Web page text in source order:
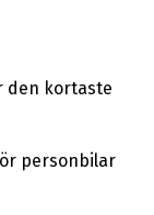
den kortaste
personbilar